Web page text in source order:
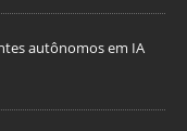
autônomos em IA